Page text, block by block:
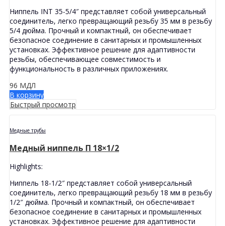
Ниппель INT 35-5/4″ представляет собой универсальный
соединитель, легко превращающий резьбу 35 мм в резьбу
5/4 дюйма. Прочный и компактный, он обеспечивает
безопасное соединение в санитарных и промышленных
установках. Эффективное решение для адаптивности
резьбы, обеспечивающее совместимость и
функциональность в различных приложениях.
96 МДЛ
В корзину
Быстрый просмотр
Медные трубы
Медный ниппель П 18×1/2
Highlights:
Ниппель 18-1/2″ представляет собой универсальный
соединитель, легко превращающий резьбу 18 мм в резьбу
1/2″ дюйма. Прочный и компактный, он обеспечивает
безопасное соединение в санитарных и промышленных
установках. Эффективное решение для адаптивности